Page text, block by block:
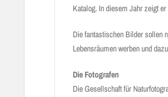
Katalog. In diesem Jahr zeigt
Die fantastischen Bilder sollen
Lebensräumen werben und
Die Fotografen
Die Gesellschaft für